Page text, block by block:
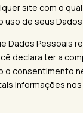
site com o
uso de seus
Dados Pessoais
declara ter a
o consentimento
informações